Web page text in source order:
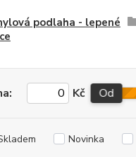
podlaha - lepené
Kč Od
Novinka